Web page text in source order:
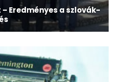
Eredményes a szlovák-